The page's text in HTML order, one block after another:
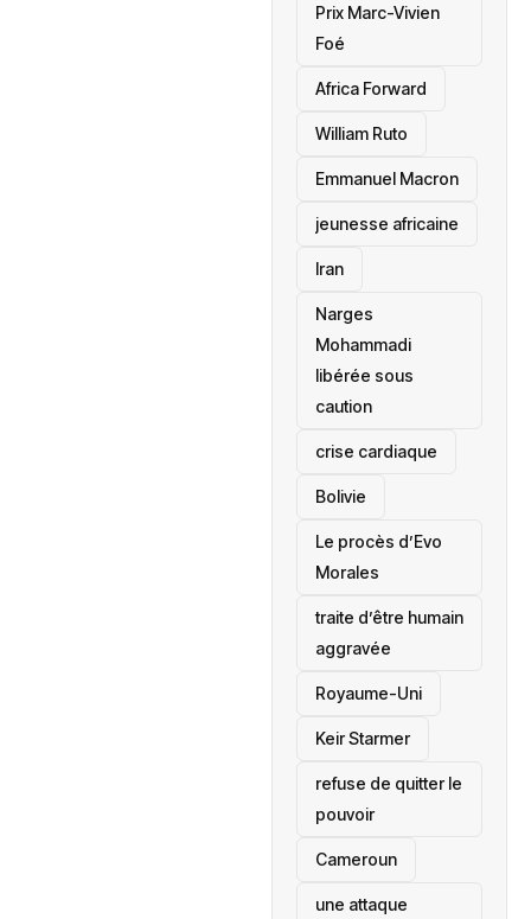
Prix Marc-Vivien
Foé
‎Africa Forward
William Ruto
Emmanuel Macron
jeunesse africaine
‎Iran
Narges
Mohammadi
libérée sous
caution
crise cardiaque
‎Bolivie
Le procès d’Evo
Morales
traite d’être humain
aggravée
‎Royaume-Uni
Keir Starmer
refuse de quitter le
pouvoir
‎Cameroun
une attaque